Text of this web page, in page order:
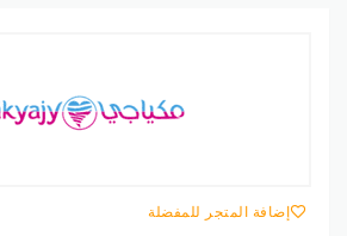
إضافة المتجر للمفضلة